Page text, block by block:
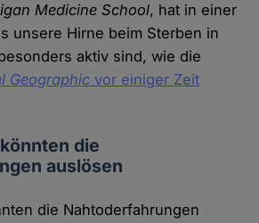
Medicine School, hat in einer
unsere Hirne beim Sterben in
aktiv sind, wie die
Geographic vor einiger Zeit
die
auslösen
die Nahtoderfahrungen